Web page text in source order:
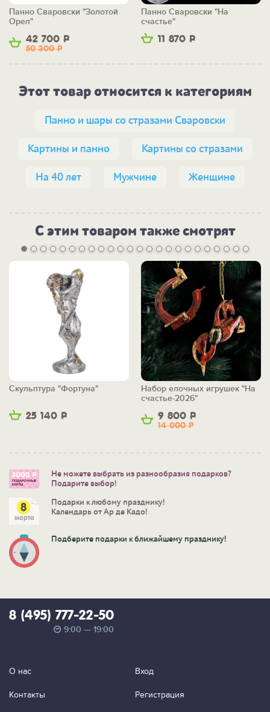
42 700 Р
50 300Р
Панно Сваровски "Золотой
Орел"
11 870 Р
Панно Сваровски "На
счастье"
Этот товар относится к категориям
Панно и шары со стразами Сваровски
Картины и панно Картины со стразами
На 40 лет Мужчине Женщине
С этим товаром также смотрят
25 140 Р
Скульптура "Фортуна"
9 800 Р
14 000Р
Набор елочных игрушек "На
счастье-2026"
Не можете выбрать из разнообразия подарков?
Подарите выбор!
Подарки к любому празднику!
Календарь от Ар де Кадо!
Подберите подарки к ближайшему празднику!
8 (495) 777-22-50
9:00 — 19:00
О нас
Контакты
Вход
Регистрация